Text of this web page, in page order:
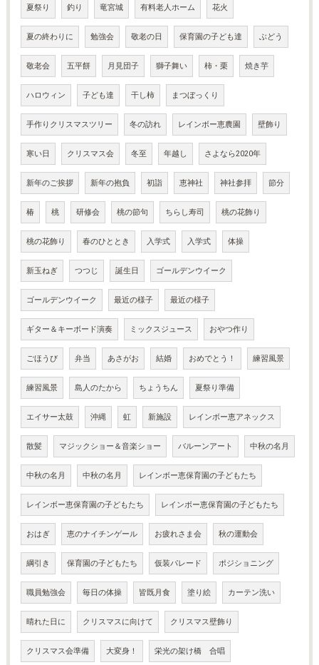
夏祭り 釣り 竜宮城 有料老人ホーム 花火
夏の終わりに 勉強会 敬老の日 保育園の子ども達 ぶどう
敬老会 五平餅 月見団子 獅子舞い 柿・栗 焼き芋
ハロウィン 子ども達 干し柿 まつぼっくり
手作りクリスマスツリー 冬の訪れ レインボー恵農園 壁飾り
寒い日 クリスマス会 冬至 年越し さよなら2020年
新年のご挨拶 新年の抱負 初詣 恵神社 神社参拝 節分
椿 桃 研修会 桃の節句 ちらし寿司 桃の花飾り
桃の花飾り 春のひととき 入学式 入学式 体操
新玉ねぎ つつじ 誕生日 ゴールデンウイーク
ゴールデンウイーク 最近の様子 最近の様子
ギター＆キーボード演奏 ミックスジュース おやつ作り
ごほうび 弁当 あさがお 結婚 おめでとう！ 練習風景
練習風景 島人のたから ちょうちん 夏祭り準備
エイサー太鼓 沖縄 虹 新施設 レインボー恵アネックス
散髪 マジックショー＆音楽ショー バルーンアート 中秋の名月
中秋の名月 中秋の名月 レインボー恵保育園の子どもたち
レインボー恵保育園の子どもたち レインボー恵保育園の子どもたち
おはぎ 恵のナイチンゲール お疲れさま会 秋の運動会
綱引き 保育園の子どもたち 仮装パレード ポジショニング
職員勉強会 毎日の体操 皆既月食 塗り絵 カーテン洗い
晴れた日に クリスマスに向けて クリスマス壁飾り
クリスマス会準備 大変身！ 栄光の架け橋 合唱